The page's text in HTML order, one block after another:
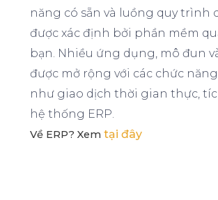
năng có sẵn và luồng quy trình
được xác định bởi phần mềm
bạn. Nhiều ứng dụng, mô đun
được mở rộng với các chức
như giao dịch thời gian thực,
hệ thống ERP.
Về ERP? Xem tại đây